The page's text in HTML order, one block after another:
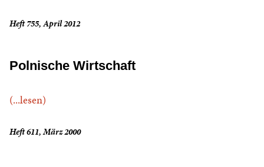
Heft 755, April 2012
Polnische Wirtschaft
(...lesen)
Heft 611, März 2000